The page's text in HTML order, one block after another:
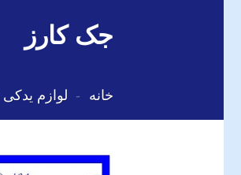
جک کارز
خانه - لوازم یدکی